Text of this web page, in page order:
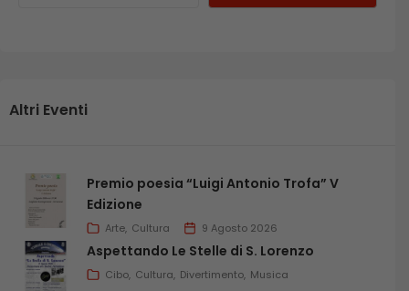
Altri Eventi
Premio poesia “Luigi Antonio Trofa” V
Edizione
Arte Cultura 9 Agosto 2026
Aspettando Le Stelle di S. Lorenzo
Cibo Cultura Divertimento Musica